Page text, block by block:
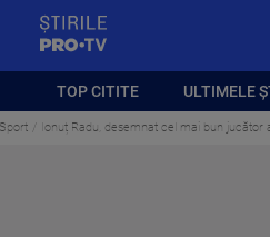
TOP CITITE ULTIMELE
Ionuț Radu, desemnat cel mai bun jucător